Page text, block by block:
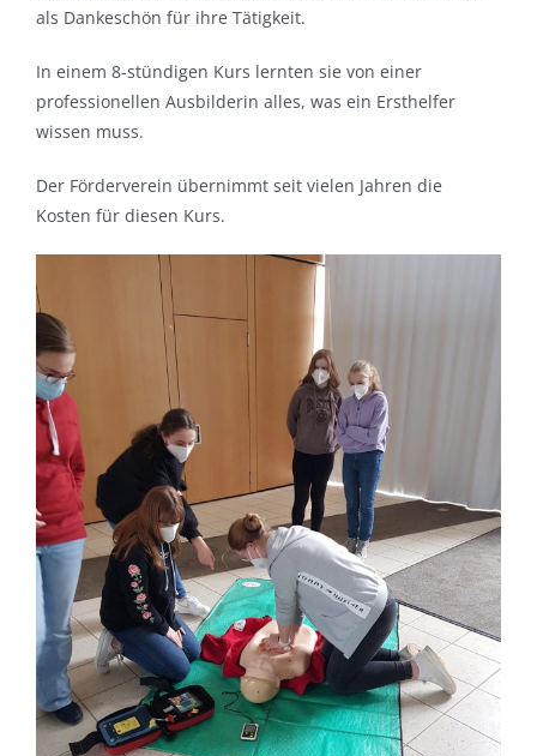
als Dankeschön für ihre Tätigkeit.
In einem 8-stündigen Kurs lernten sie von einer
professionellen Ausbilderin alles, was ein Ersthelfer
wissen muss.
Der Förderverein übernimmt seit vielen Jahren die
Kosten für diesen Kurs.